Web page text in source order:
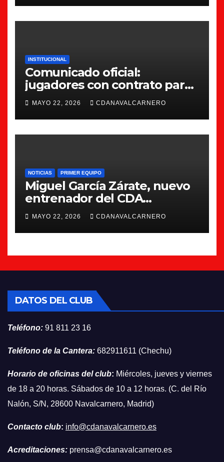
INSTITUCIONAL
Comunicado oficial:
jugadores con contrato para
la 26/27
MAYO 22, 2026 CDANAVALCARNERO
NOTICIAS PRIMER EQUIPO
Miguel García Zárate, nuevo
entrenador del CDA
Navalcarnero
MAYO 22, 2026 CDANAVALCARNERO
DATOS DEL CLUB
Teléfono: 91 811 23 16
Teléfono de la Cantera: 682911611 (Chechu)
Horario de oficinas del club: Miércoles, jueves y viernes
de 18 a 20 horas. Sábados de 10 a 12 horas. (C. del Río
Nalón, S/N, 28600 Navalcarnero, Madrid)
Contacto club: info@cdanavalcarnero.es
Acreditaciones: prensa@cdanavalcarnero.es